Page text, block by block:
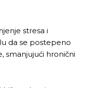
stresa i
da se postepeno
smanjujući hronični